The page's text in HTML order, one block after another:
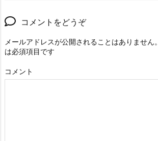
コメントをどうぞ
メールアドレスが公開されることはありません。
は必須項目です
コメント